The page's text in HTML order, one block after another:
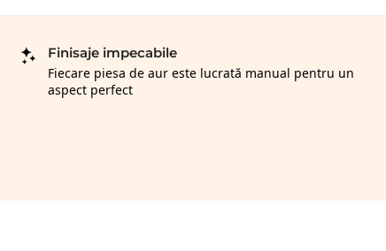
Finisaje impecabile
Fiecare piesa de aur este lucrată manual pentru un
aspect perfect